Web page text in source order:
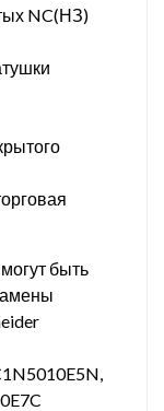
NC(НЗ)
могут быть